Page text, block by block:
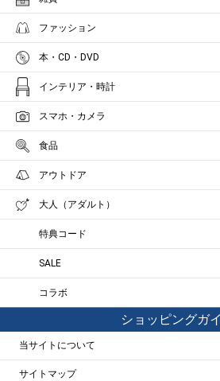
ファッション
本・CD・DVD
インテリア・時計
スマホ・カメラ
食品
アウトドア
大人（アダルト）
特典コード
SALE
コラボ
ショッピングガ
当サイトについて
サイトマップ